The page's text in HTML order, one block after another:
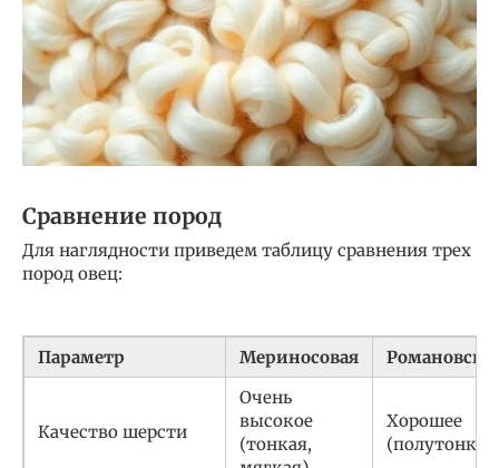
Сравнение пород
Для наглядности приведем таблицу сравнения трех
пород овец:
Параметр Мериносовая
Качество шерсти
Очень
высокое
(тонкая,
Хорошее